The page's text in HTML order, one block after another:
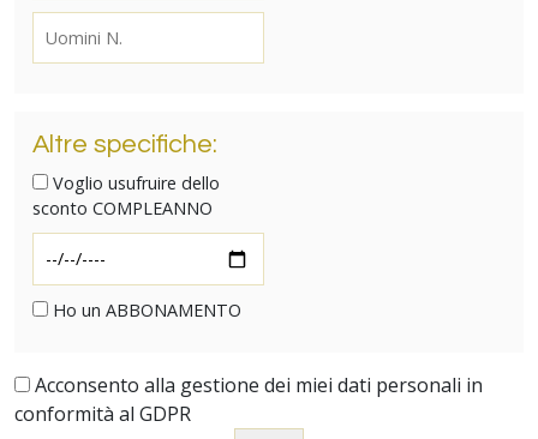
Altre specifiche:
Voglio usufruire dello
sconto COMPLEANNO
Ho un ABBONAMENTO
Acconsento alla gestione dei miei dati personali in
conformità al GDPR